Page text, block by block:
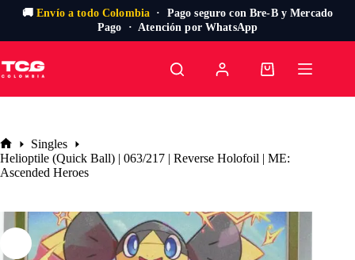
🚚Envío a todo Colombia · Pago seguro con Bre-B y Mercado
Pago · Atención por WhatsApp
al
contenido
Carro
Inicio
Singles
Helioptile (Quick Ball) | 063/217 | Reverse Holofoil | ME:
Ascended Heroes